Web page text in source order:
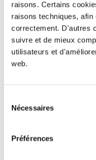
raisons. Certains
raisons techniques,
correctement. D'autres
suivre et de mieux
utilisateurs et
web.
Nécessaires
Préférences
Partager l'article
Retour aux actualités
Ces